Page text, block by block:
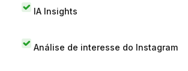
IA Insights
Análise de interesse do Instagram